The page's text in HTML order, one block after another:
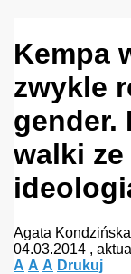
Kempa
zwykle
gender.
walki
Agata Kondzińska
04.03.2014 ,
A A A Drukuj